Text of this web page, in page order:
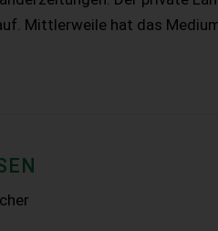
Mittlerweile hat das